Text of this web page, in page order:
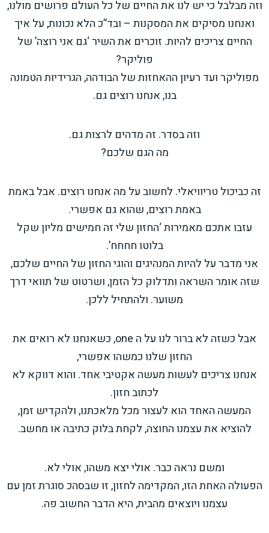
וזה מבלבל כי יש לנו את החיים של כל העולם פרושים מולנו,
ואנחנו מסיקים את המסקנות – ובד”כ הלא נכונות, על איך
החיים צריכים להיות. זוכרים את השיר ‘גם אני רוצה’ של
פוליקר?
מפוליקר ועד רעיון ההאחזות של הבודהה, הגרידיות הטמונה
בנו, אנחנו רוצים גם.
וזה בסדר. זה מדהים לרצות גם.
מה הגם שלכם?
זה כביכול טריוויאלי. לחשוב על מה אנחנו רוצים. אבל באמת
באמת רוצים, שהוא גם אפשרי.
עזבו אתכם מאמירות ‘החזון שלי זה חמישים מליון שקל
בלוטו חחחח’.
אני מדבר על להיות המנהיגים והוגי החזון של החיים שלכם,
שזה אומר השראה ותדלוק כל הזמן, ושרטוט של תוואי דרך
משוער. ולהתחיל ללכן.
אבל כשזה לא ברור לנו על ה one, כשאנחנו לא רואים את
החזון שלנו כמשהו אפשרי,
אנחנו צריכים לעשות מעשה אקטיבי אחד. והוא דווקא לא
לכתוב חזון.
המעשה האחד הוא לעצור מכל מלאכתנו, ולהקדיש זמן,
להוציא את עצמנו החוצה, לקחת בלוק כתיבה או מחשב.
ומשם נראה כבר. אולי יצא משהו, אולי לא.
הפעולה האחת הזו, המקדימה לחזון, זו שבסהכ סוגרת זמן עם
עצמנו ויוצאים מהבית, היא הדבר החשוב פה.